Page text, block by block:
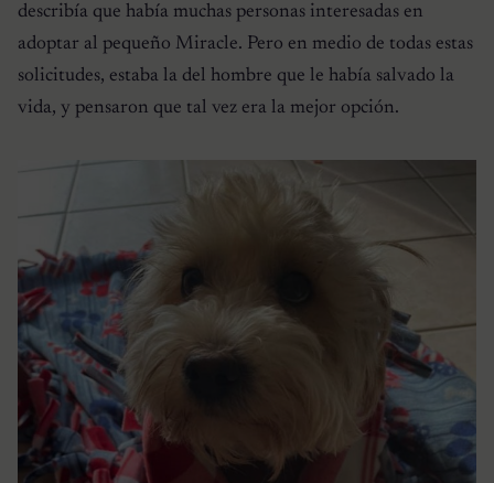
describía que había muchas personas interesadas en
adoptar al pequeño Miracle. Pero en medio de todas estas
solicitudes, estaba la del hombre que le había salvado la
vida, y pensaron que tal vez era la mejor opción.